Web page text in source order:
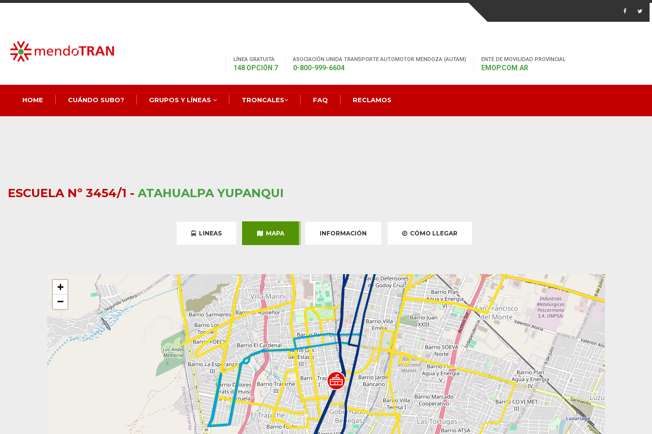
LÍNEA GRATUITA
148 OPCIÓN 7
ASOCIACIÓN UNIDA TRANSPORTE AUTOMOTOR MENDOZA (AUTAM)
0-800-999-6604
ENTE DE MOVILIDAD PROVINCIAL
EMOP.COM.AR
HOME CUÁNDO SUBO? GRUPOS Y LÍNEAS TRONCALES FAQ RECLAMOS
ESCUELA Nº 3454/1 - ATAHUALPA YUPANQUI
LINEAS MAPA INFORMACIÓN CÓMO LLEGAR
+
−